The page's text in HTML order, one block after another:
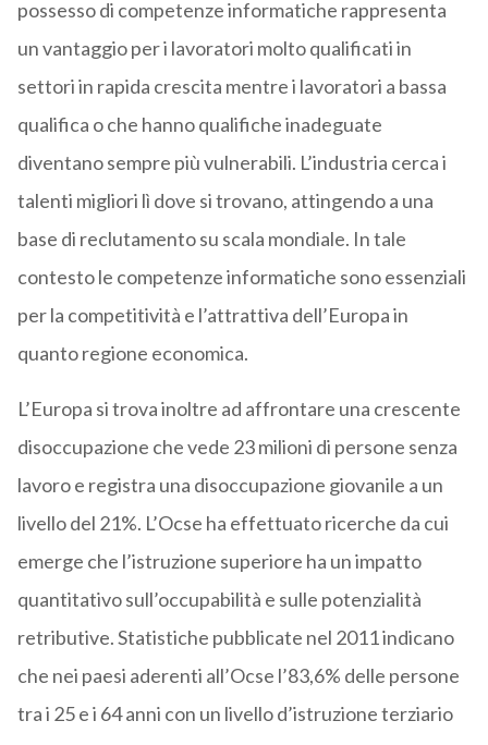
possesso di competenze informatiche rappresenta
un vantaggio per i lavoratori molto qualificati in
settori in rapida crescita mentre i lavoratori a bassa
qualifica o che hanno qualifiche inadeguate
diventano sempre più vulnerabili. L’industria cerca i
talenti migliori lì dove si trovano, attingendo a una
base di reclutamento su scala mondiale. In tale
contesto le competenze informatiche sono essenziali
per la competitività e l’attrattiva dell’Europa in
quanto regione economica.
L’Europa si trova inoltre ad affrontare una crescente
disoccupazione che vede 23 milioni di persone senza
lavoro e registra una disoccupazione giovanile a un
livello del 21%. L’Ocse ha effettuato ricerche da cui
emerge che l’istruzione superiore ha un impatto
quantitativo sull’occupabilità e sulle potenzialità
retributive. Statistiche pubblicate nel 2011 indicano
che nei paesi aderenti all’Ocse l’83,6% delle persone
tra i 25 e i 64 anni con un livello d’istruzione terziario